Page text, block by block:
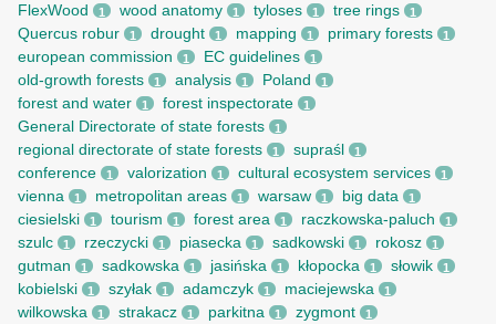
FlexWood 1 wood anatomy 1 tyloses 1 tree rings 1
Quercus robur 1 drought 1 mapping 1 primary forests 1
european commission 1 EC guidelines 1
old-growth forests 1 analysis 1 Poland 1
forest and water 1 forest inspectorate 1
General Directorate of state forests 1
regional directorate of state forests 1 supraśl 1
conference 1 valorization 1 cultural ecosystem services 1
vienna 1 metropolitan areas 1 warsaw 1 big data 1
ciesielski 1 tourism 1 forest area 1 raczkowska-paluch 1
szulc 1 rzeczycki 1 piasecka 1 sadkowski 1 rokosz 1
gutman 1 sadkowska 1 jasińska 1 kłopocka 1 słowik 1
kobielski 1 szyłak 1 adamczyk 1 maciejewska 1
wilkowska 1 strakacz 1 parkitna 1 zygmont 1